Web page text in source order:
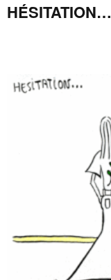
HÉSITATION…